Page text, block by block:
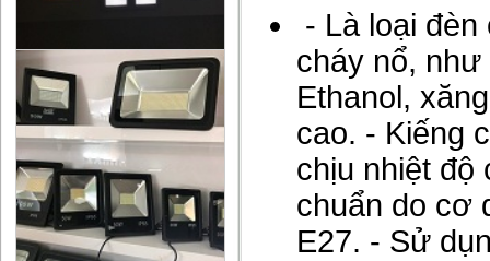
- Là loại
cháy nổ,
Ethanol,
cao. - Kiếng
chịu nhiệt độ
chuẩn do cơ
E27. - Sử